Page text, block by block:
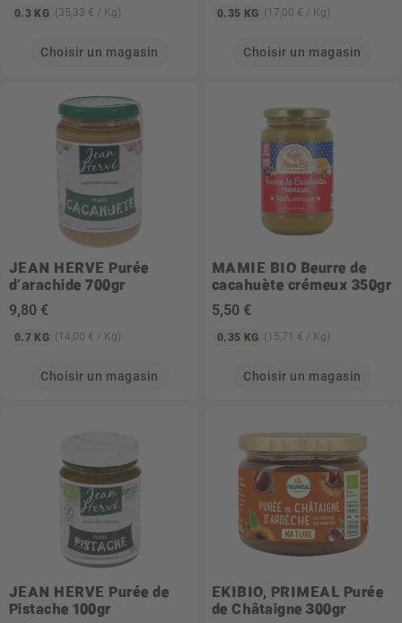
0.3 KG (35,33 € / Kg)
Choisir un magasin
0.35 KG (17,00 € / Kg)
Choisir un magasin
JEAN HERVE Purée
d'arachide 700gr
9,80 €
0.7 KG (14,00 € / Kg)
Choisir un magasin
MAMIE BIO Beurre de
cacahuète crémeux 350gr
5,50 €
0.35 KG (15,71 € / Kg)
Choisir un magasin
JEAN HERVE Purée de
Pistache 100gr
EKIBIO, PRIMEAL Purée
de Châtaigne 300gr